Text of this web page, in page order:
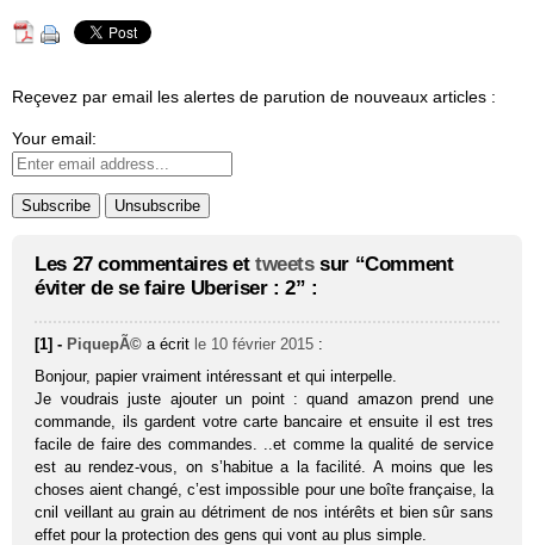
Reçevez par email les alertes de parution de nouveaux articles :
Your email:
Les 27 commentaires et tweetssur “Comment
éviter de se faire Uberiser : 2” :
[1] - PiquepÃ© a écrit le 10 février 2015 :
Bonjour, papier vraiment intéressant et qui interpelle.
Je voudrais juste ajouter un point : quand amazon prend une
commande, ils gardent votre carte bancaire et ensuite il est tres
facile de faire des commandes. ..et comme la qualité de service
est au rendez-vous, on s’habitue a la facilité. A moins que les
choses aient changé, c’est impossible pour une boîte française, la
cnil veillant au grain au détriment de nos intérêts et bien sûr sans
effet pour la protection des gens qui vont au plus simple.